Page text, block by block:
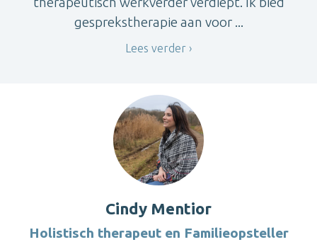
gesprekstherapie aan voor ...
Lees verder
Cindy Mentior
Holistisch therapeut en Familieopsteller